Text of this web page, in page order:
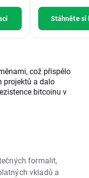
Stáhněte
což přispělo
projektů a dalo
bitcoinu v
formalit,
vkladů a